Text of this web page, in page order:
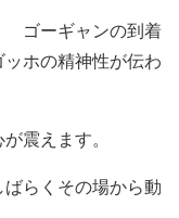
ゴーギャンの到着
ホの精神性が伝わ
震えます。
らくその場から動